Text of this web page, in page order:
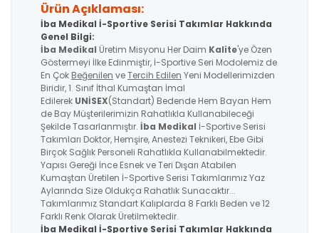
Ürün Açıklaması:
İba Medikal İ-Sportive Serisi Takımlar Hakkında
Genel Bilgi:
İba Medikal Üretim Misyonu Her Daim Kalite'ye Özen
Göstermeyi İlke Edinmiştir, İ-Sportive Seri Modolemiz de
En Çok Beğenilen veTercih Edilen Yeni Modellerimizden
Biridir, 1. Sınıf İthal Kumaştan İmal
Edilerek UNİSEX(Standart) Bedende Hem Bayan Hem
de Bay Müşterilerimizin Rahatlıkla Kullanabileceği
Şekilde Tasarlanmıştır. İba Medikal İ-Sportive Serisi
Takımları Doktor, Hemşire, Anestezi Teknikeri, Ebe Gibi
Birçok Sağlık Personeli Rahatlıkla Kullanabilmektedir.
Yapısı Gereği İnce Esnek ve Teri Dışarı Atabilen
Kumaştan Üretilen İ-Sportive Serisi Takımlarımız Yaz
Aylarında Size Oldukça Rahatlık Sunacaktır...
Takımlarımız Standart Kalıplarda 8 Farklı Beden ve 12
Farklı Renk Olarak Üretilmektedir.
İba Medikal İ-Sportive Serisi Takımlar Hakkında